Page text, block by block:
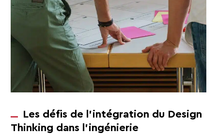
Les défis de l’intégration du Design
Thinking dans l’ingénierie